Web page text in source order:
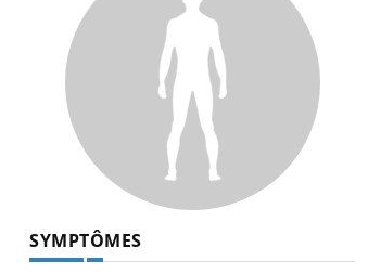
Comment oublier les écrans en
vacances ?
SYMPTÔMES